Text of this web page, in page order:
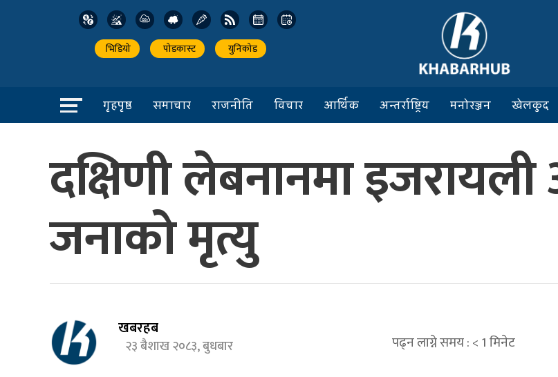
भिडियो पोडकास्ट युनिकोड
गृहपृष्ठ समाचार राजनीति विचार आर्थिक अन्तर्राष्ट्रिय मनोरञ्जन खेलकुद
दक्षिणी लेबनानमा
जनाको मृत्यु
खबरहब
२३ बैशाख २०८३, बुधबार पढ्न लाग्ने समय :< 1मिनेट